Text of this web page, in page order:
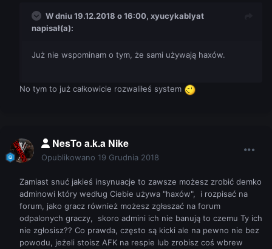
W dniu 19.12.2018 o 16:00, xyucykablyat
napisał(a):
Już nie wspominam o tym, że sami używają haxów.
No tym to już całkowicie rozwaliłeś system
NesTo a.k.a Nike
Opublikowano 19 Grudnia 2018
Zamiast snuć jakieś insynuacje to zawsze możesz zrobić demko
adminowi który według Ciebie używa "haxów", i rozpisać na
forum, jako gracz również możesz zgłaszać na forum
odpalonych graczy, skoro admini ich nie banują to czemu Ty ich
nie zgłosisz?? Co prawda, często są kicki ale na pewno nie bez
powodu, jeżeli stoisz AFK na respie lub zrobisz coś wbrew